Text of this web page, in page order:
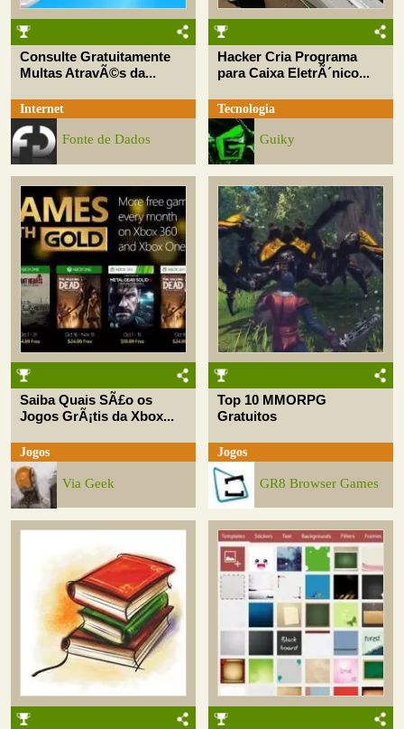
Consulte Gratuitamente
Multas AtravÃ©s da...
Internet
Fonte de Dados
Hacker Cria Programa
para Caixa EletrÃ´nico...
Tecnologia
Guiky
Saiba Quais SÃ£o os
Jogos GrÃ¡tis da Xbox...
Jogos
Via Geek
Top 10 MMORPG
Gratuitos
Jogos
GR8 Browser Games